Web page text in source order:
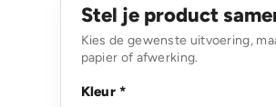
paraplu
aantal
Stel je product
Kies de gewenste uitvoering,
papier of afwerking.
Kleur *